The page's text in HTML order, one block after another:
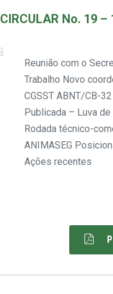
CIRCULAR No. 19 –
Reunião com o
Trabalho Novo
CGSST ABNT/CB-
Publicada – Luva de
Rodada técnico-
ANIMASEG
Ações recentes